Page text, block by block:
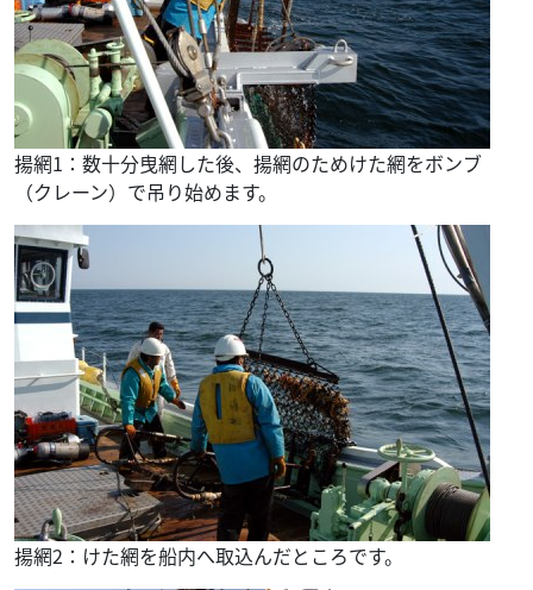
揚網1：数十分曳網した後、揚網のためけた網をボンブ
（クレーン）で吊り始めます。
揚網2：けた網を船内へ取込んだところです。